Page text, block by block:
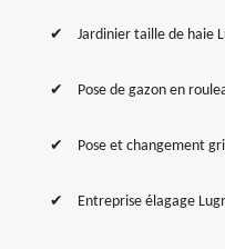
Jardinier taille de haie
Pose de gazon en
Pose et changement
Entreprise élagage